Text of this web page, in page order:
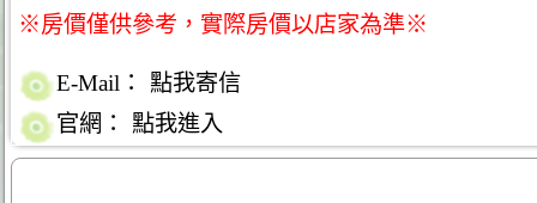
※房價僅供參考，實際房價以店家為準※
E-Mail：
點我寄信
官網：
點我進入